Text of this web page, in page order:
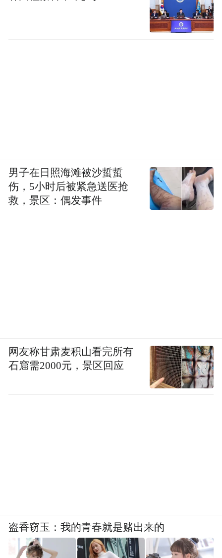
男子在日照海滩被沙蜇蜇
伤，5小时后被紧急送医抢
救，景区：偶发事件
网友称甘肃麦积山看完所有
石窟需2000元，景区回应
盗香窃玉：我的青春就是赌出来的